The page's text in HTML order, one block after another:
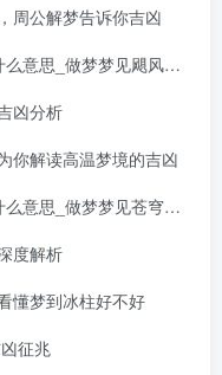
周公解梦告诉你吉凶
思_做梦梦见飓风好不好
凶分析
你解读高温梦境的吉凶
思_做梦梦见苍穹好不好
度解析
懂梦到冰柱好不好
征兆